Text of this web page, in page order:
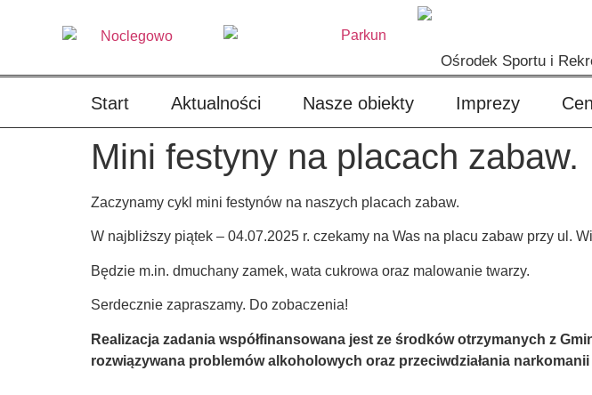
Ośrodek Sportu i
Start Aktualności Nasze obiekty Imprezy
Mini festyny na placach zabaw.
Zaczynamy cykl mini festynów na naszych placach zabaw.
W najbliższy piątek – 04.07.2025 r. czekamy na Was na placu zabaw przy ul.
Będzie m.in. dmuchany zamek, wata cukrowa oraz malowanie twarzy.
Serdecznie zapraszamy. Do zobaczenia!
Realizacja zadania współfinansowana jest ze środków otrzymanych z
rozwiązywana problemów alkoholowych oraz przeciwdziałania